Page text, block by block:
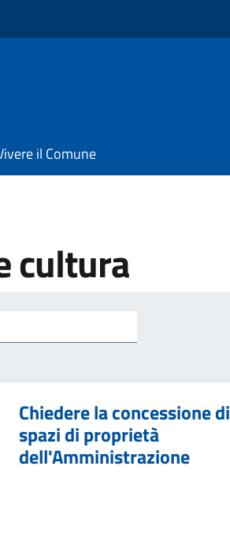
il Comune
cultura
Chiedere la concessione di
spazi di proprietà
dell'Amministrazione